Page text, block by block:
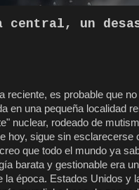
central, un
reciente, es probable que
en una pequeña localidad
nuclear, rodeado de
hoy, sigue sin esclarecerse
que todo el mundo ya
barata y gestionable era
la época. Estados Unidos y